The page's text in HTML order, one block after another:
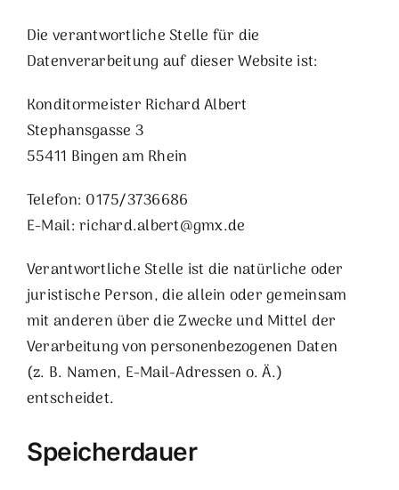
Die verantwortliche Stelle für die
Datenverarbeitung auf dieser Website ist:
Konditormeister Richard Albert
Stephansgasse 3
55411 Bingen am Rhein
Telefon: 0175/3736686
E-Mail: richard.albert@gmx.de
Verantwortliche Stelle ist die natürliche oder
juristische Person, die allein oder gemeinsam
mit anderen über die Zwecke und Mittel der
Verarbeitung von personenbezogenen Daten
(z. B. Namen, E-Mail-Adressen o. Ä.)
entscheidet.
Speicherdauer